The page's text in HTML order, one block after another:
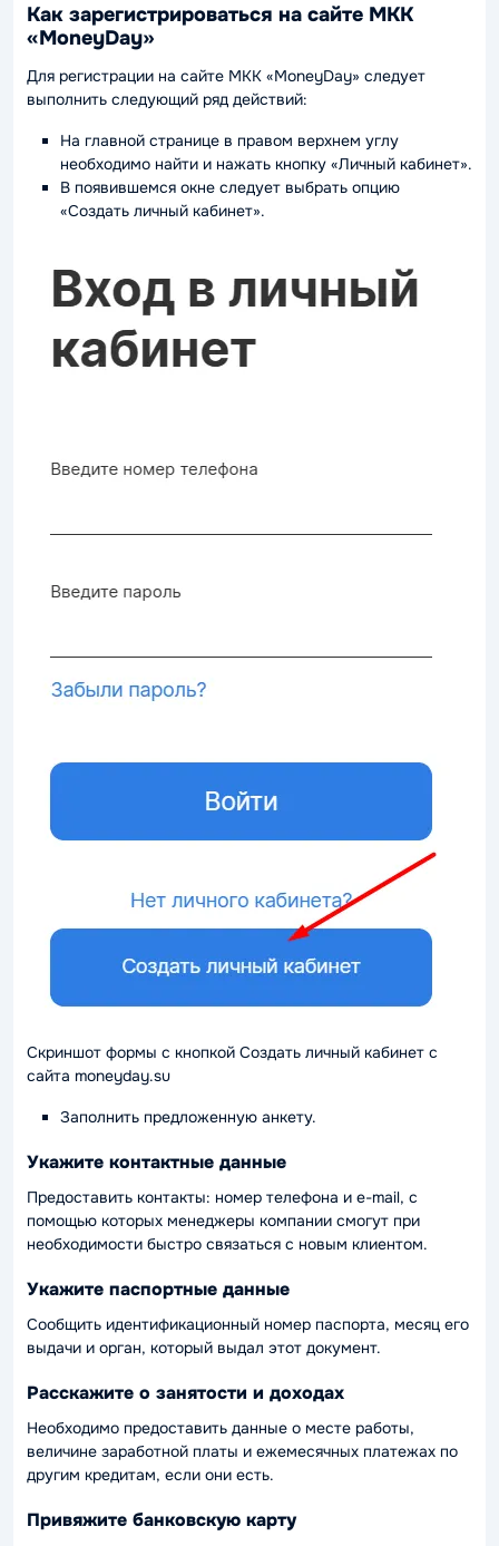
Как зарегистрироваться на сайте МКК
«MoneyDay»
Для регистрации на сайте МКК «MoneyDay» следует
выполнить следующий ряд действий:
На главной странице в правом верхнем углу
необходимо найти и нажать кнопку «Личный кабинет».
В появившемся окне следует выбрать опцию
«Создать личный кабинет».
Скриншот формы с кнопкой Создать личный кабинет с
сайта moneyday.su
Заполнить предложенную анкету.
Укажите контактные данные
Предоставить контакты: номер телефона и e-mail, с
помощью которых менеджеры компании смогут при
необходимости быстро связаться с новым клиентом.
Укажите паспортные данные
Сообщить идентификационный номер паспорта, месяц его
выдачи и орган, который выдал этот документ.
Расскажите о занятости и доходах
Необходимо предоставить данные о месте работы,
величине заработной платы и ежемесячных платежах по
другим кредитам, если они есть.
Привяжите банковскую карту